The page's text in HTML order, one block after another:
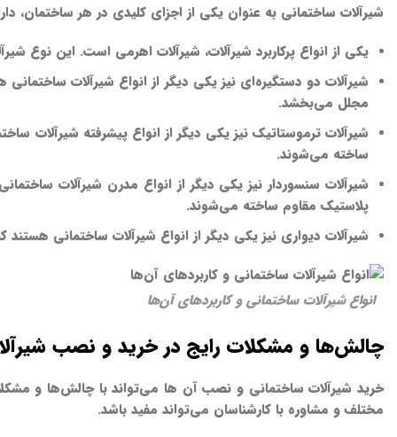
شیرآلات ساختمانی به عنوان یکی از اجزای کلیدی در هر ساختمان،
یکی از انواع پرکاربرد شیرآلات، شیرآلات اهرمی است. این
شیرآلات دو دستگیره‌ای نیز یکی دیگر از انواع شیرآلات
مجلل می‌بخشد.
شیرآلات ترموستاتیک نیز یکی دیگر از انواع پیشرفته
ساخته می‌شوند.
شیرآلات سنسوردار نیز یکی دیگر از انواع مدرن شیرآلات
پلاستیک مقاوم ساخته می‌شوند.
شیرآلات دیواری نیز یکی دیگر از انواع شیرآلات ساختمانی
انواع شیرآلات ساختمانی و کاربردهای آن‌ها
چالش‌ها و مشکلات رایج در خرید و نصب
خرید شیرآلات ساختمانی و نصب آن ها می‌تواند با چالش‌ها و
مختلف و مشاوره با کارشناسان می‌تواند مفید باشد.